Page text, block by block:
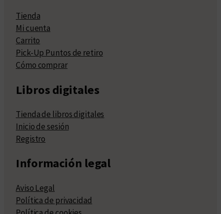
Tienda
Mi cuenta
Carrito
Pick-Up Puntos de retiro
Cómo comprar
Libros digitales
Tienda de libros digitales
Inicio de sesión
Registro
Información legal
Aviso Legal
Política de privacidad